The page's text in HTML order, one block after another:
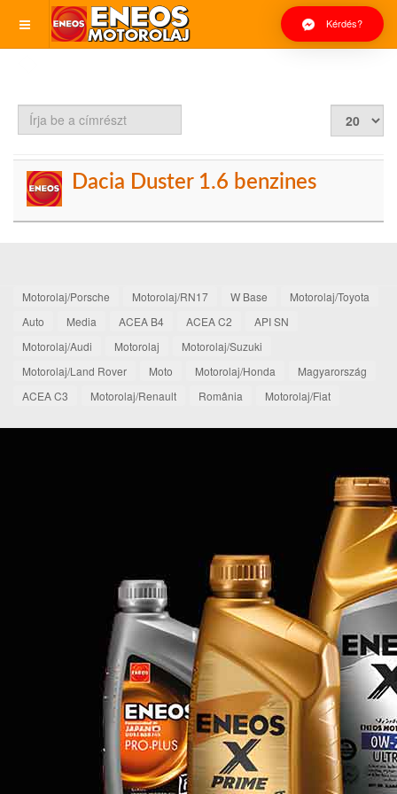
Kérdés?
Írja
a
Dacia Duster 1.6 benzines
Motorolaj/Porsche Motorolaj/RN17 W Base
Motorolaj/Toyota
Auto
Media ACEA B4 ACEA C2
API SN
Motorolaj/Audi
Motorolaj
Motorolaj/Suzuki
Motorolaj/Land Rover
Moto Motorolaj/Honda
Magyarország
ACEA C3
Motorolaj/Renault România Motorolaj/Fiat